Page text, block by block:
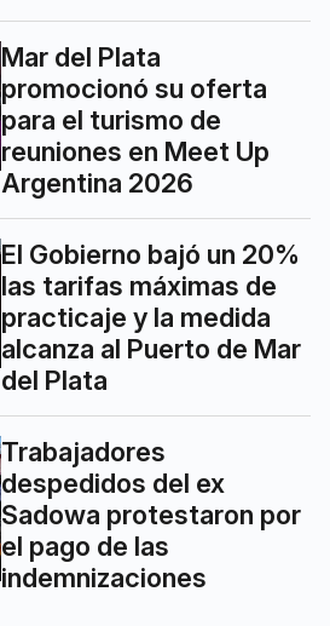
Mar del Plata
promocionó su oferta
para el turismo de
reuniones en Meet Up
Argentina 2026
El Gobierno bajó un 20%
las tarifas máximas de
practicaje y la medida
alcanza al Puerto de Mar
del Plata
Trabajadores
despedidos del ex
Sadowa protestaron por
el pago de las
indemnizaciones